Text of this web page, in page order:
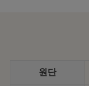
원단